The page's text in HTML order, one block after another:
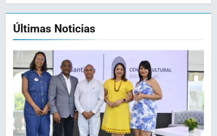
Últimas Noticias